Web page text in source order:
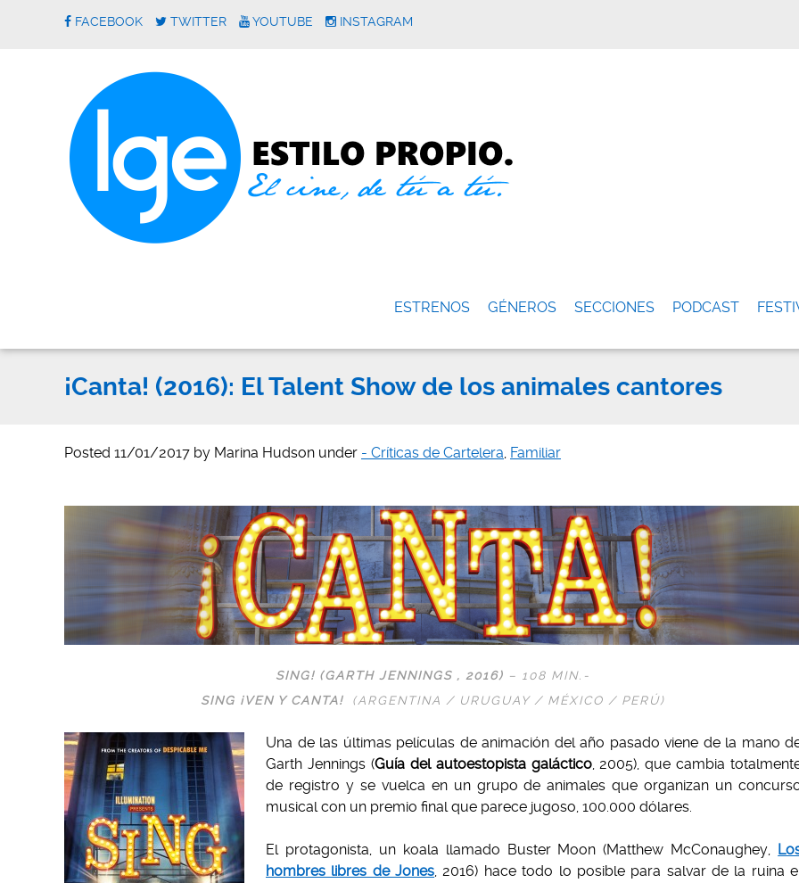
FACEBOOK TWITTER YOUTUBE INSTAGRAM
ESTRENOS GÉNEROS SECCIONES PODCAST
¡Canta! (2016): El Talent Show de los animales cantores
Posted 11/01/2017 by Marina Hudson under - Críticas de Cartelera, Familiar
SING! (GARTH JENNINGS , 2016) – 108 MIN.-
SING ¡VEN Y CANTA!
(ARGENTINA / URUGUAY / MÉXICO / PERÚ)
Una de las últimas películas de animación del año pasado viene de la mano
Garth Jennings (Guía del autoestopista galáctico, 2005), que cambia
de registro y se vuelca en un grupo de animales que organizan un
musical con un premio final que parece jugoso, 100.000 dólares.
El protagonista, un koala llamado Buster Moon (Matthew McConaughey,
hombres libres de Jones, 2016) hace todo lo posible para salvar de la ruina